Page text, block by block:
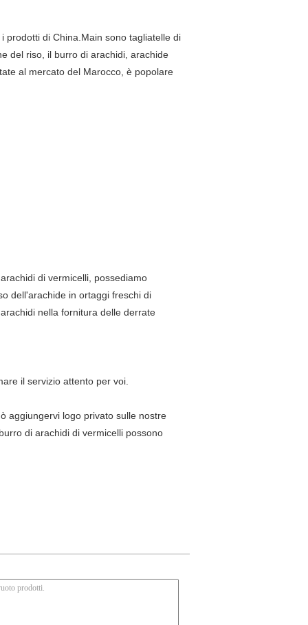
prodotti di China.Main sono tagliatelle di
del riso, il burro di arachidi, arachide
al mercato del Marocco, è popolare
di vermicelli, possediamo
dell'arachide in ortaggi freschi di
nella fornitura delle derrate
il servizio attento per voi.
aggiungervi logo privato sulle nostre
di arachidi di vermicelli possono